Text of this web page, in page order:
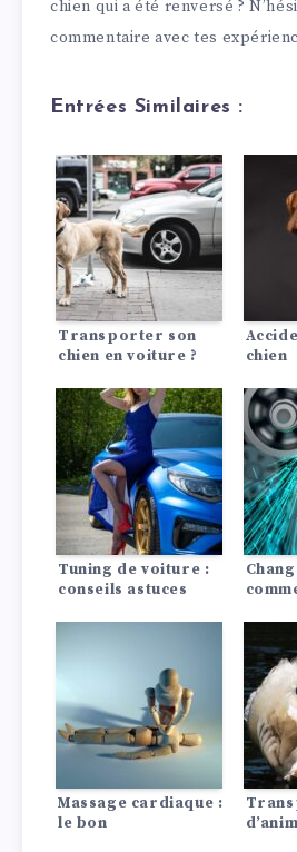
chien qui a été renversé ?
commentaire avec tes
Entrées Similaires :
Transporter son
chien en voiture ?
correctement !
chien
Tuning de voiture :
conseils astuces
Massage cardiaque :
le bon